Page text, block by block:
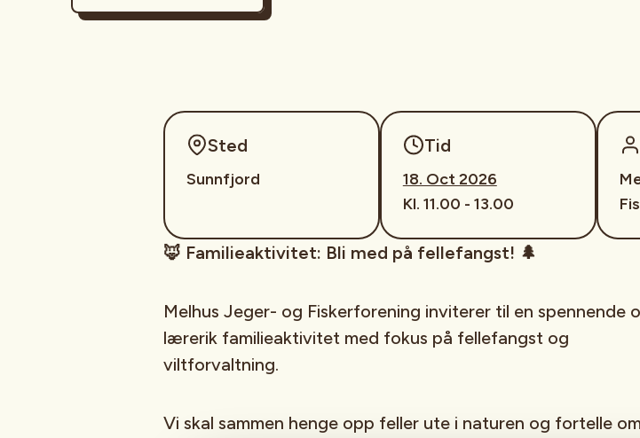
Sted
Sunnfjord
Tid
18. Oct 2026
Kl. 11.00 - 13.00
🦊 Familieaktivitet: Bli med på fellefangst! 🌲
Melhus Jeger- og Fiskerforening inviterer til en spennende
lærerik familieaktivitet med fokus på fellefangst og
viltforvaltning.
Vi skal sammen henge opp feller ute i naturen og fortelle om